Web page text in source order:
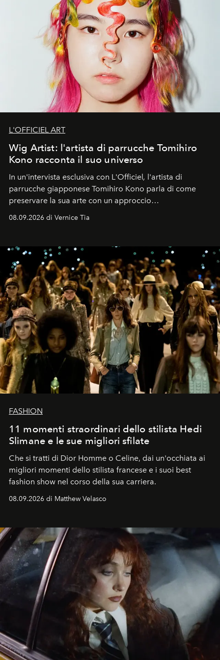
L'OFFICIEL ART
Wig Artist: l'artista di parrucche Tomihiro
Kono racconta il suo universo
In un'intervista esclusiva con L'Officiel, l'artista di
parrucche giapponese Tomihiro Kono parla di come
preservare la sua arte con un approccio
contemporaneo.
08.09.2026 di Vernice Tia
FASHION
11 momenti straordinari dello stilista Hedi
Slimane e le sue migliori sfilate
Che si tratti di Dior Homme o Celine, dai un'occhiata ai
migliori momenti dello stilista francese e i suoi best
fashion show nel corso della sua carriera.
08.09.2026 di Matthew Velasco